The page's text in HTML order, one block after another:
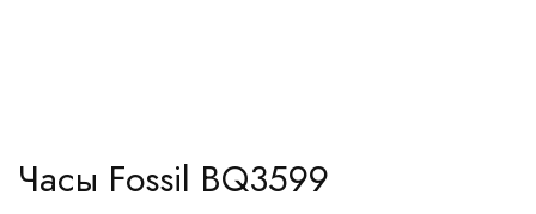
Часы Fossil BQ3599